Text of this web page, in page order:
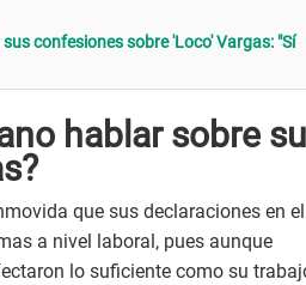
confesiones sobre 'Loco' Vargas: "Sí
hablar sobre su
que sus declaraciones en el
a nivel laboral, pues aunque
lo suficiente como su